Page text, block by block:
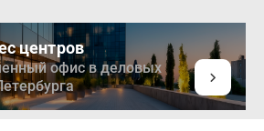
центров
офис в деловых